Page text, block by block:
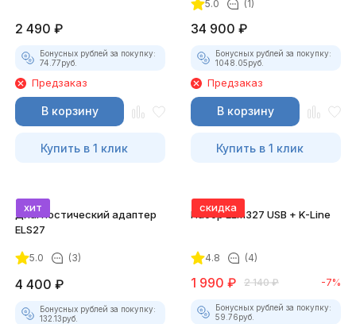
2 490 ₽
Бонусных рублей за покупку:
74.77руб.
Предзаказ
В корзину
Купить в 1 клик
5.0 (1)
34 900 ₽
Бонусных рублей за покупку:
1048.05руб.
Предзаказ
В корзину
Купить в 1 клик
хит
Диагностический адаптер
ELS27
5.0 (3)
4 400 ₽
Бонусных рублей за покупку:
132.13руб.
скидка
Набор ELM327 USB + K-Line
4.8 (4)
1 990 ₽ 2 140 ₽ -7%
Бонусных рублей за покупку:
59.76руб.